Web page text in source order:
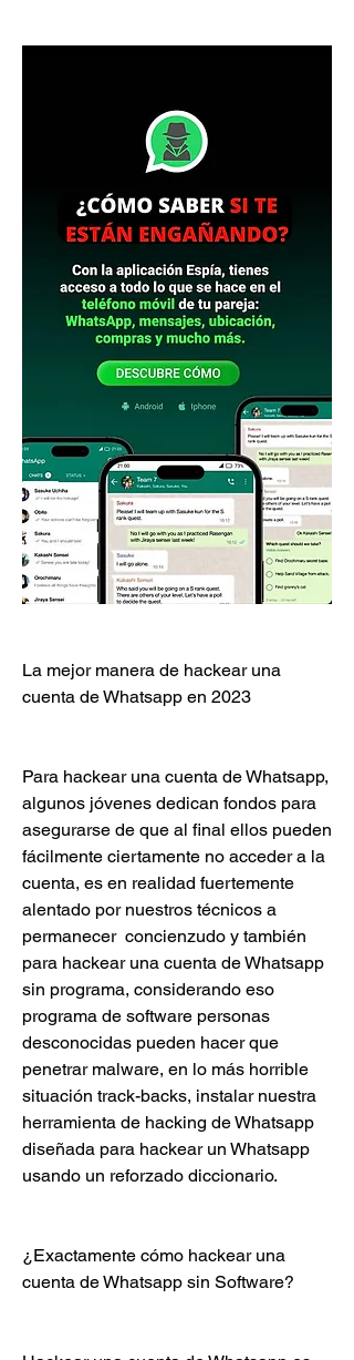
La mejor manera de hackear una
cuenta de Whatsapp en 2023
Para hackear una cuenta de Whatsapp,
algunos jóvenes dedican fondos para
asegurarse de que al final ellos pueden
fácilmente ciertamente no acceder a la
cuenta, es en realidad fuertemente
alentado por nuestros técnicos a
permanecer  concienzudo y también
para hackear una cuenta de Whatsapp
sin programa, considerando eso
programa de software personas
desconocidas pueden hacer que
penetrar malware, en lo más horrible
situación track-backs, instalar nuestra
herramienta de hacking de Whatsapp
diseñada para hackear un Whatsapp
usando un reforzado diccionario.
¿Exactamente cómo hackear una
cuenta de Whatsapp sin Software?